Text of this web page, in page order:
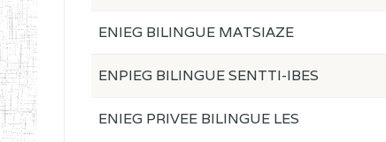
ENIEG BILINGUE MATSIAZE
ENPIEG BILINGUE SENTTI-IBES
ENIEG PRIVEE BILINGUE LES